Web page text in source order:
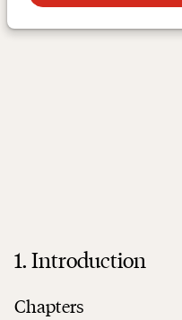
1. Introduction
Chapters